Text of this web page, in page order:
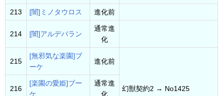
213 [闇]ミノタウロス 進化前
214 [闇]アルデバラン
通常進
化
215
[無邪気な楽園]ブ
ーケ
進化前
幻獣契約2 → No1425
216
[楽園の愛姫]ブー
ケ
通常進
化